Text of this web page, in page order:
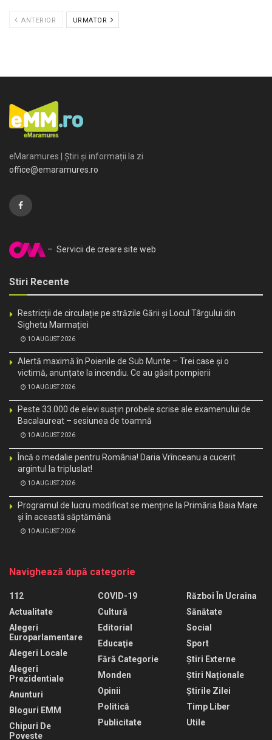
ANTERIOR URMATOR
eMaramures | Știri și informații la zi
office@emaramures.ro
– Servicii de creare site web
Stiri Recente
Restricții de circulație pe străzile Gării și Locul Târgului din
Sighetu Marmației
10 AUGUST 2026
Alertă maximă în Poienile de Sub Munte – Trei case și o
victimă, anunțate la incendiu. Ce au găsit pompierii
10 AUGUST 2026
Peste 33.000 de elevi susțin probele scrise ale examenului de
Bacalaureat – sesiunea de toamnă
10 AUGUST 2026
Încă o medalie pentru România! Daria Vrînceanu a cucerit
argintul la tripluslat!
10 AUGUST 2026
Programul de lucru modificat se menține la Primăria Baia Mare
și în această săptămână
10 AUGUST 2026
Navighează după categorie
112
Actualitate
Alegeri
Europarlamentare
Alegeri Locale
Alegeri
Prezidentiale
Anunturi
Bloguri EMM
Chipuri De
Poveste
COVID-19
Cultură
Editorial
Educaţie
Fără Categorie
Monden
Opinii
Politică
Publicitate
Război În Ucraina
Sănătate
Social
Sport
Știri Externe
Știri Naționale
Știrile Zilei
Timp Liber
Utile